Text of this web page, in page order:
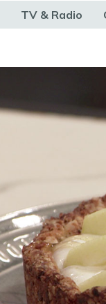
TV & Radio